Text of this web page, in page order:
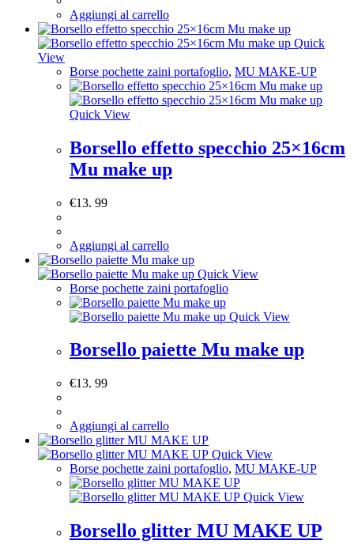
Aggiungi al carrello
Quick
View
Borse pochette zaini portafoglio, MU MAKE-UP
Quick View
Borsello effetto specchio 25×16cm
Mu make up
€13. 99
Aggiungi al carrello
Quick View
Borse pochette zaini portafoglio
Quick View
Borsello paiette Mu make up
€13. 99
Aggiungi al carrello
Quick View
Borse pochette zaini portafoglio, MU MAKE-UP
Quick View
Borsello glitter MU MAKE UP